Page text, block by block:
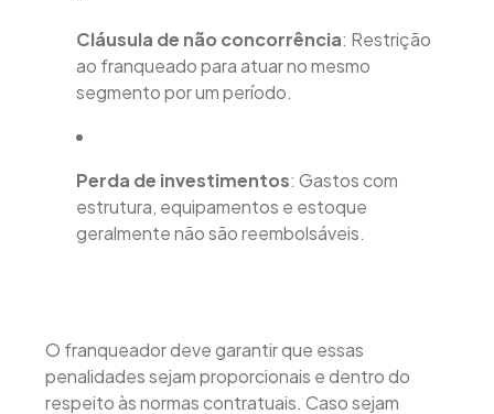
Cláusula de não concorrência: Restrição
ao franqueado para atuar no mesmo
segmento por um período.
Perda de investimentos: Gastos com
estrutura, equipamentos e estoque
geralmente não são reembolsáveis.
O franqueador deve garantir que essas
penalidades sejam proporcionais e dentro do
respeito às normas contratuais. Caso sejam